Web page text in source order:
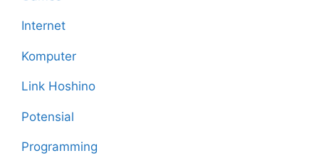
Internet
Komputer
Link Hoshino
Potensial
Programming